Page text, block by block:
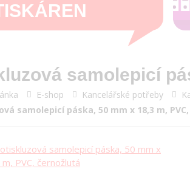
samolepicí
E-shop Kancelářské potřeby
samolepicí páska, 50 mm x 18,3 m,